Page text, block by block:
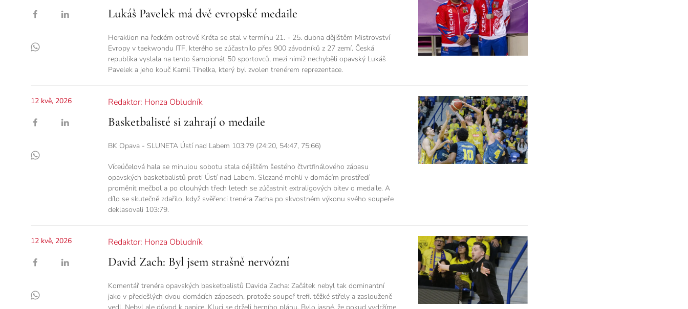
Lukáš Pavelek má dvě evropské medaile
Heraklion na řeckém ostrově Kréta se stal v termínu 21. - 25. dubna dějištěm Mistrovství
Evropy v taekwondu ITF, kterého se zúčastnilo přes 900 závodníků z 27 zemí. Česká
republika vyslala na tento šampionát 50 sportovců, mezi nimiž nechyběli opavský Lukáš
Pavelek a jeho kouč Kamil Tihelka, který byl zvolen trenérem reprezentace.
12 kvě, 2026 Redaktor: Honza Obludník
Basketbalisté si zahrají o medaile
BK Opava - SLUNETA Ústí nad Labem 103:79 (24:20, 54:47, 75:66)
Víceúčelová hala se minulou sobotu stala dějištěm šestého čtvrtfinálového zápasu
opavských basketbalistů proti Ústí nad Labem. Slezané mohli v domácím prostředí
proměnit mečbol a po dlouhých třech letech se zúčastnit extraligových bitev o medaile. A
dílo se skutečně zdařilo, když svěřenci trenéra Zacha po skvostném výkonu svého soupeře
deklasovali 103:79.
12 kvě, 2026 Redaktor: Honza Obludník
David Zach: Byl jsem strašně nervózní
Komentář trenéra opavských basketbalistů Davida Zacha: Začátek nebyl tak dominantní
jako v předešlých dvou domácích zápasech, protože soupeř trefil těžké střely a zaslouženě